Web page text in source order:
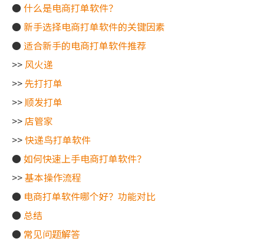
●什么是电商打单软件？
●新手选择电商打单软件的关键因素
●适合新手的电商打单软件推荐
>> 风火递
>>先打打单
>>顺发打单
>>店管家
>>快递鸟打单软件
●如何快速上手电商打单软件？
>>基本操作流程
● 电商打单软件哪个好？功能对比
● 总结
● 常见问题解答